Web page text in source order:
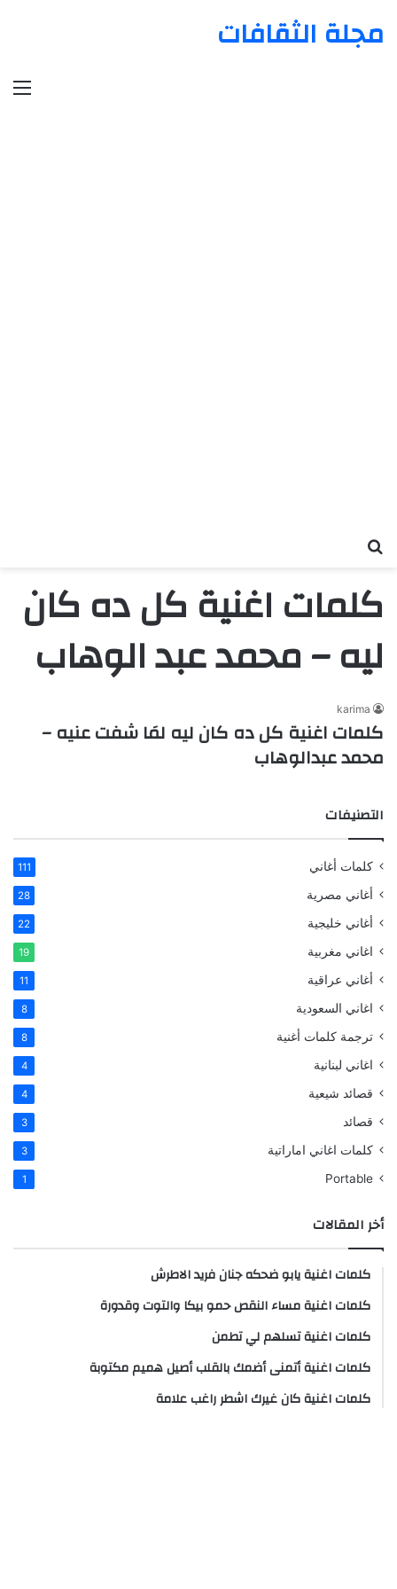
مجلة الثقافات
كلمات اغنية كل ده كان
ليه – محمد عبد الوهاب
karima
كلمات اغنية كل ده كان ليه لمَا شفت عنيه –
محمد عبدالوهاب
التصنيفات
كلمات أغاني 111
أغاني مصرية 28
أغاني خليجية 22
اغاني مغربية 19
أغاني عراقية 11
اغاني السعودية 8
ترجمة كلمات أغنية 8
اغاني لبنانية 4
قصائد شيعية 4
قصائد 3
كلمات اغاني اماراتية 3
Portable
1
أخر المقالات
كلمات اغنية يابو ضحكه جنان فريد الاطرش
كلمات اغنية مساء النقص حمو بيكا والتوت وقدورة
كلمات اغنية تسلهم لي تطمن
كلمات اغنية أتمنى أضمك بالقلب أصيل هميم مكتوبة
كلمات اغنية كان غيرك اشطر راغب علامة